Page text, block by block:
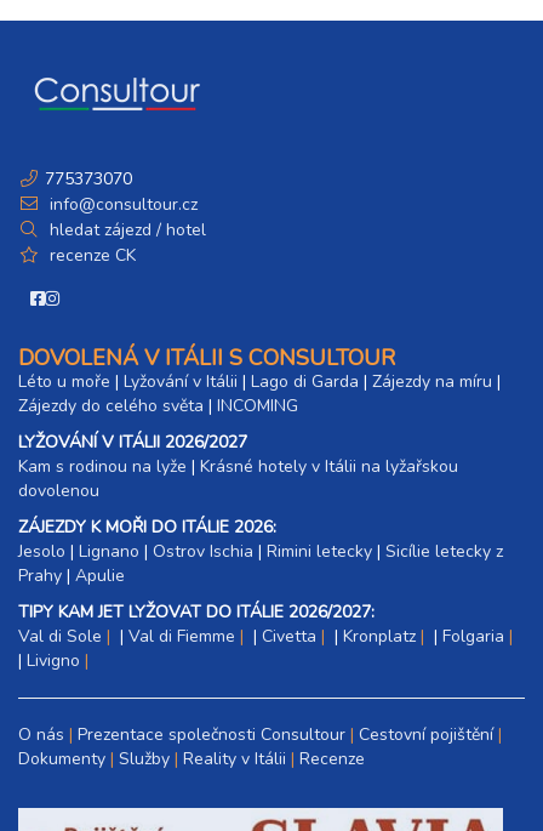
775373070
info@consultour.cz
hledat zájezd / hotel
recenze CK
DOVOLENÁ V ITÁLII S CONSULTOUR
Léto u moře | Lyžování v Itálii | Lago di Garda | Zájezdy na míru |
Zájezdy do celého světa | INCOMING
LYŽOVÁNÍ V ITÁLII 2026/2027
Kam s rodinou na lyže |​ Krásné hotely v Itálii na lyžařskou
dovolenou
ZÁJEZDY K MOŘI DO ITÁLIE 2026:
Jesolo | Lignano | Ostrov Ischia | Rimini letecky | Sicílie letecky z
Prahy | Apulie
TIPY KAM JET LYŽOVAT DO ITÁLIE 2026/2027:
Val di Sole
| Val di Fiemme | Civetta | Kronplatz | Folgaria
| Livigno
O nás Prezentace společnosti Consultour Cestovní pojištění
Dokumenty Služby Reality v Itálii Recenze